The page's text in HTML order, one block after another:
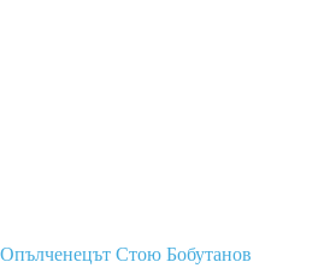
Опълченецът Стою Бобутанов